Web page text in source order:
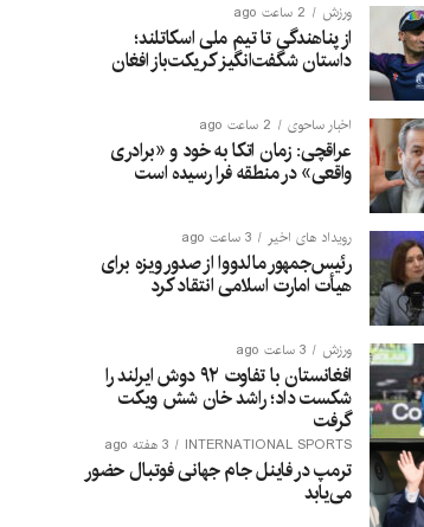
ورزش 2 ساعت ago
از پناهندگی تا تیم ملی اسکاتلند؛
داستان شگفت‌انگیز کریکت‌باز افغان
اخبار ساحوی 2 ساعت ago
عراقچی: زمان اتکا به خود و «برادری
واقعی» در منطقه فرا رسیده است
رویداد های اخیر 3 ساعت ago
رئیس‌جمهور مالدووا از صدور ویزه برای
هیأت امارت اسلامی انتقاد کرد
ورزش 3 ساعت ago
افغانستان با تفاوت ۹۲ دوش ایرلند را
شکست داد؛ راشد خان شش ویکت
گرفت
INTERNATIONAL SPORTS 3 هفته ago
ترمپ در فاینل جام جهانی فوتبال حضور
می‌یابد